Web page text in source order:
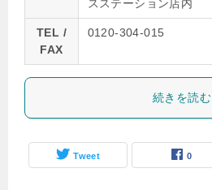
スステーション店内
TEL /
FAX
0120-304-015
続きを読む
Tweet 0